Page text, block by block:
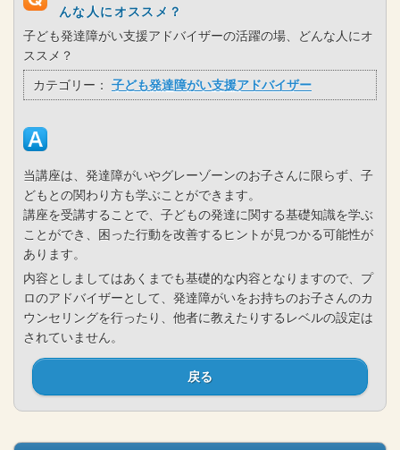
んな人にオススメ？
子ども発達障がい支援アドバイザーの活躍の場、どんな人にオ
ススメ？
カテゴリー： 子ども発達障がい支援アドバイザー
当講座は、発達障がいやグレーゾーンのお子さんに限らず、子
どもとの関わり方も学ぶことができます。
講座を受講することで、子どもの発達に関する基礎知識を学ぶ
ことができ、困った行動を改善するヒントが見つかる可能性が
あります。
内容としましてはあくまでも基礎的な内容となりますので、プ
ロのアドバイザーとして、発達障がいをお持ちのお子さんのカ
ウンセリングを行ったり、他者に教えたりするレベルの設定は
されていません。
戻る